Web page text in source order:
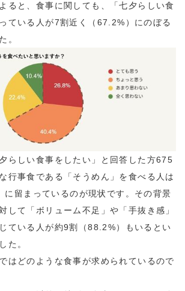
ると、食事に関しても、「七夕らしい食
ている人が7割近く（67.2%）にのぼる
。
らしい食事をしたい」と回答した方675
行事食である「そうめん」を食べる人は
留まっているのが現状です。その背景
して「ボリューム不足」や「手抜き感」
ている人が約9割（88.2%）もいるとい
た。
はどのような食事が求められているので